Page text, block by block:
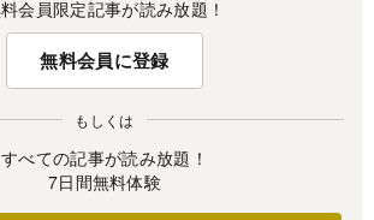
会員限定記事が読み放題！
無料会員に登録
もしくは
すべての記事が読み放題！
7日間無料体験